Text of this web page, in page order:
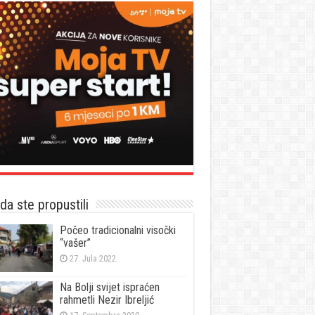
ste propustili
Počeo tradicionalni visočki
“vašer”
27. Jula 2022.
Na Bolji svijet ispraćen
rahmetli Nezir Ibreljić